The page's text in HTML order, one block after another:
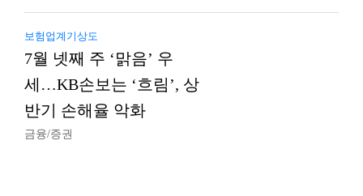
보험업계기상도
7월 넷째 주 ‘맑음’ 우
세…KB손보는 ‘흐림’, 상
반기 손해율 악화
금융/증권